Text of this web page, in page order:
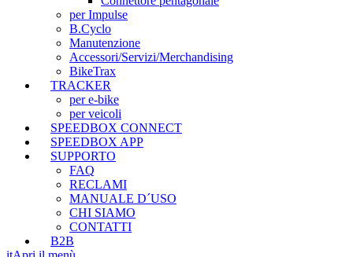
per Impulse
B.Cyclo
Manutenzione
Accessori/Servizi/Merchandising
BikeTrax
TRACKER
per e-bike
per veicoli
SPEEDBOX CONNECT
SPEEDBOX APP
SUPPORTO
FAQ
RECLAMI
MANUALE D´USO
CHI SIAMO
CONTATTI
B2B